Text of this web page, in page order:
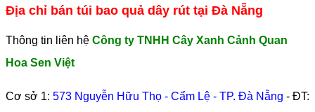
Địa chỉ bán túi bao quả dây rút tại Đà Nẵng
Thông tin liên hệ Công ty TNHH Cây Xanh Cảnh Quan
Hoa Sen Việt
Cơ sở 1: 573 Nguyễn Hữu Thọ - Cẩm Lệ - TP. Đà Nẵng - ĐT: